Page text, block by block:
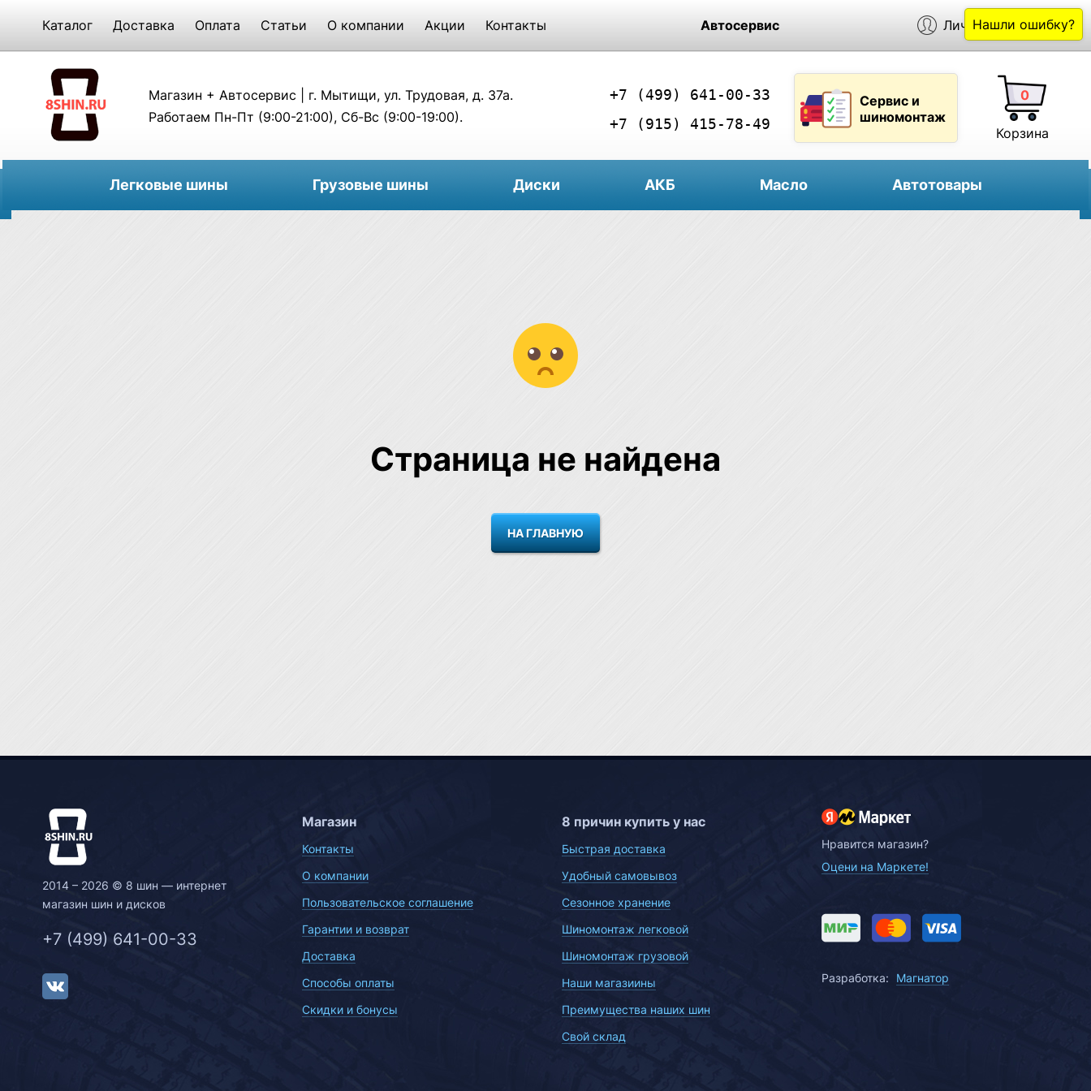
Каталог Доставка Оплата Статьи О компании Акции Контакты Автосервис Личный кабинет
Магазин + Автосервис | г. Мытищи, ул. Трудовая, д. 37а.
Работаем Пн-Пт (9:00-21:00), Сб-Вс (9:00-19:00).
+7 (499) 641-00-33
+7 (915) 415-78-49
Сервис и
шиномонтаж
0
Корзина
Легковые шины Грузовые шины Диски АКБ Масло Автотовары
Страница не найдена
НА ГЛАВНУЮ
2014 – 2026 © 8 шин — интернет
магазин шин и дисков
+7 (499) 641-00-33
Магазин
Контакты
О компании
Пользовательское соглашение
Гарантии и возврат
Доставка
Способы оплаты
Скидки и бонусы
8 причин купить у нас
Быстрая доставка
Удобный самовывоз
Сезонное хранение
Шиномонтаж легковой
Шиномонтаж грузовой
Наши магазиины
Преимущества наших шин
Свой склад
Нравится магазин?
Оцени на Маркете!
Разработка: Магнатор
Нашли ошибку?